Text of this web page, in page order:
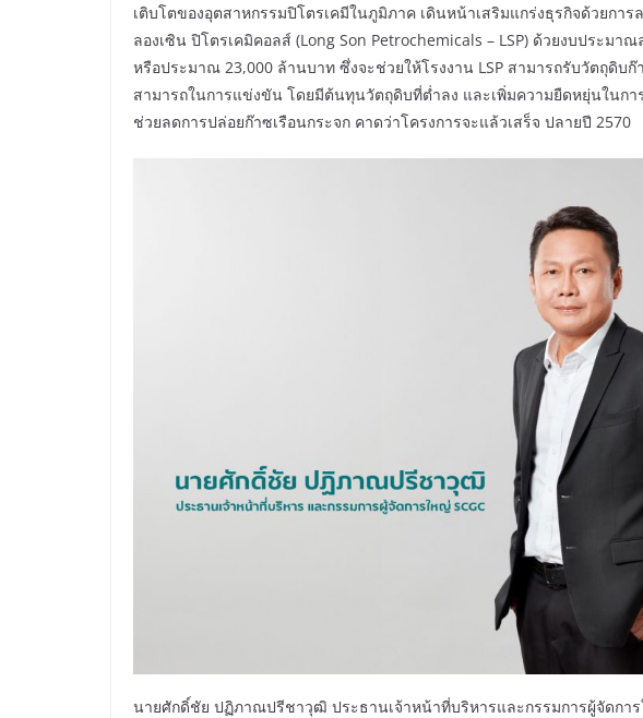
เติบโตของอุตสาหกรรมปิโตรเคมีในภูมิภาค เดินหน้าเสริมแกร่งธุรกิจด้วยกา
ลองเซิน ปิโตรเคมิคอลส์ (Long Son Petrochemicals – LSP) ด้วยงบประม
หรือประมาณ 23,000 ล้านบาท ซึ่งจะช่วยให้โรงงาน LSP สามารถรับวัตถุดิบก๊
สามารถในการแข่งขัน โดยมีต้นทุนวัตถุดิบที่ต่ำลง และเพิ่มความยืดหยุ่นในก
ช่วยลดการปล่อยก๊าซเรือนกระจก คาดว่าโครงการจะแล้วเสร็จ ปลายปี 2570
นายศักดิ์ชัย ปฏิภาณปรีชาวุฒิ ประธานเจ้าหน้าที่บริหารและกรรมการผู้จัดการ